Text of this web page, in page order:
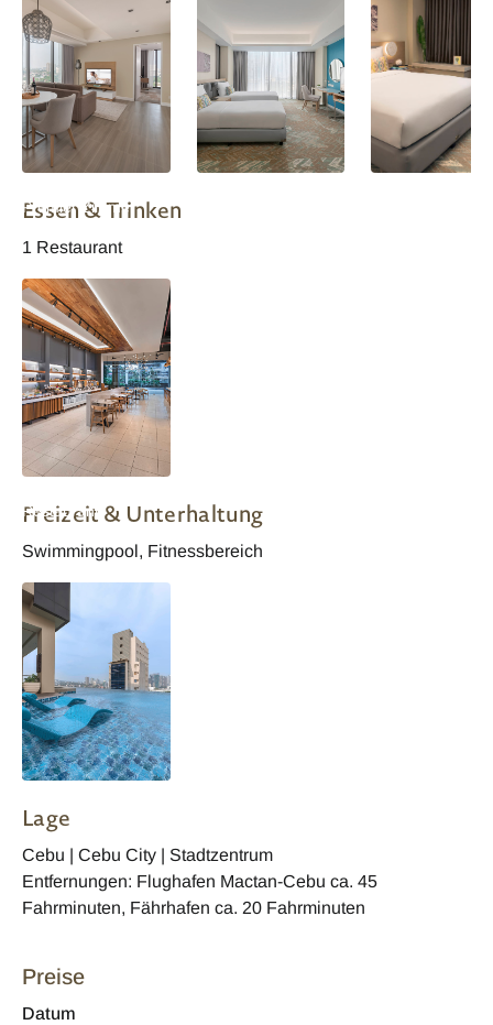
Premier Zimmer
Essen & Trinken
1 Restaurant
Restaurant
Freizeit & Unterhaltung
Swimmingpool, Fitnessbereich
Lage
Cebu | Cebu City | Stadtzentrum
Entfernungen: Flughafen Mactan-Cebu ca. 45
Fahrminuten, Fährhafen ca. 20 Fahrminuten
Preise
Datum